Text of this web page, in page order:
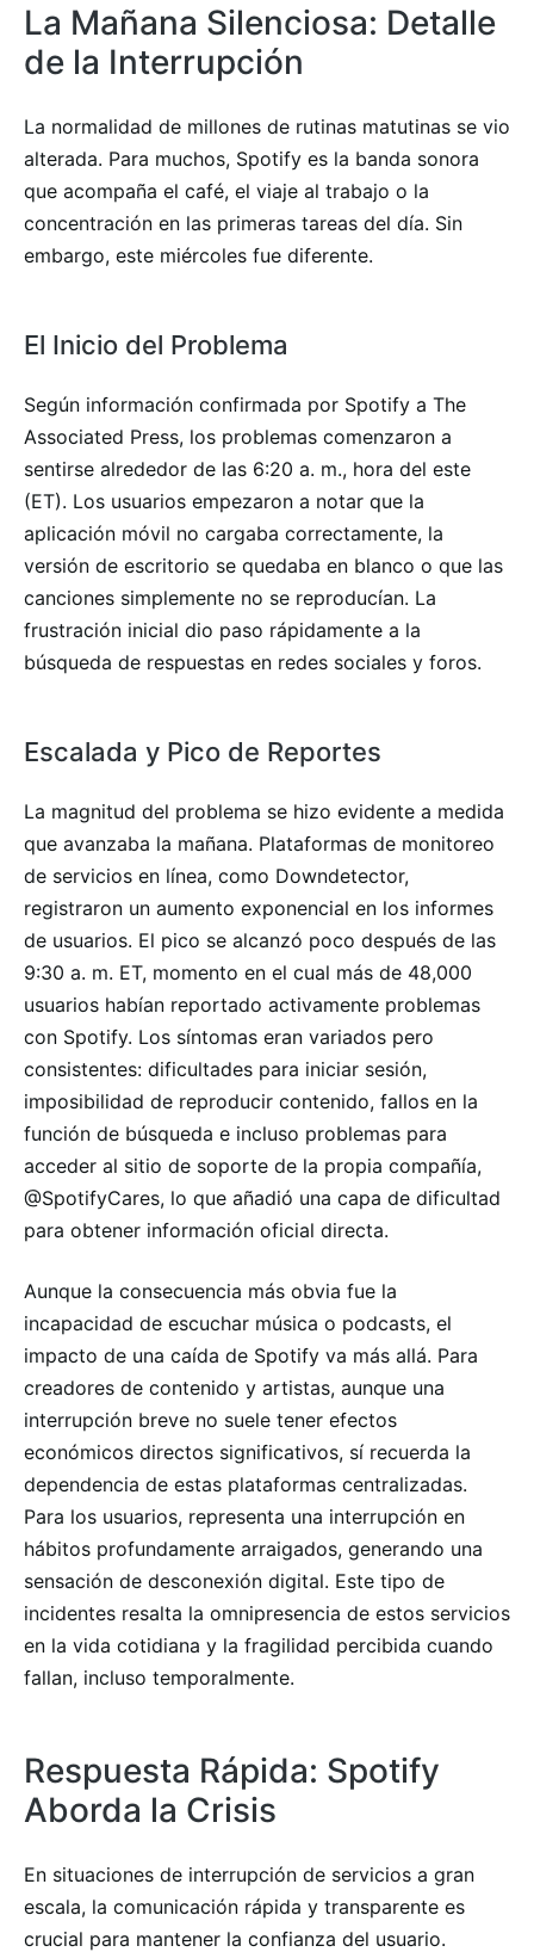
La Mañana Silenciosa: Detalle
de la Interrupción
La normalidad de millones de rutinas matutinas se vio
alterada. Para muchos, Spotify es la banda sonora
que acompaña el café, el viaje al trabajo o la
concentración en las primeras tareas del día. Sin
embargo, este miércoles fue diferente.
El Inicio del Problema
Según información confirmada por Spotify a The
Associated Press, los problemas comenzaron a
sentirse alrededor de las 6:20 a. m., hora del este
(ET). Los usuarios empezaron a notar que la
aplicación móvil no cargaba correctamente, la
versión de escritorio se quedaba en blanco o que las
canciones simplemente no se reproducían. La
frustración inicial dio paso rápidamente a la
búsqueda de respuestas en redes sociales y foros.
Escalada y Pico de Reportes
La magnitud del problema se hizo evidente a medida
que avanzaba la mañana. Plataformas de monitoreo
de servicios en línea, como Downdetector,
registraron un aumento exponencial en los informes
de usuarios. El pico se alcanzó poco después de las
9:30 a. m. ET, momento en el cual más de 48,000
usuarios habían reportado activamente problemas
con Spotify. Los síntomas eran variados pero
consistentes: dificultades para iniciar sesión,
imposibilidad de reproducir contenido, fallos en la
función de búsqueda e incluso problemas para
acceder al sitio de soporte de la propia compañía,
@SpotifyCares, lo que añadió una capa de dificultad
para obtener información oficial directa.
Aunque la consecuencia más obvia fue la
incapacidad de escuchar música o podcasts, el
impacto de una caída de Spotify va más allá. Para
creadores de contenido y artistas, aunque una
interrupción breve no suele tener efectos
económicos directos significativos, sí recuerda la
dependencia de estas plataformas centralizadas.
Para los usuarios, representa una interrupción en
hábitos profundamente arraigados, generando una
sensación de desconexión digital. Este tipo de
incidentes resalta la omnipresencia de estos servicios
en la vida cotidiana y la fragilidad percibida cuando
fallan, incluso temporalmente.
Respuesta Rápida: Spotify
Aborda la Crisis
En situaciones de interrupción de servicios a gran
escala, la comunicación rápida y transparente es
crucial para mantener la confianza del usuario.